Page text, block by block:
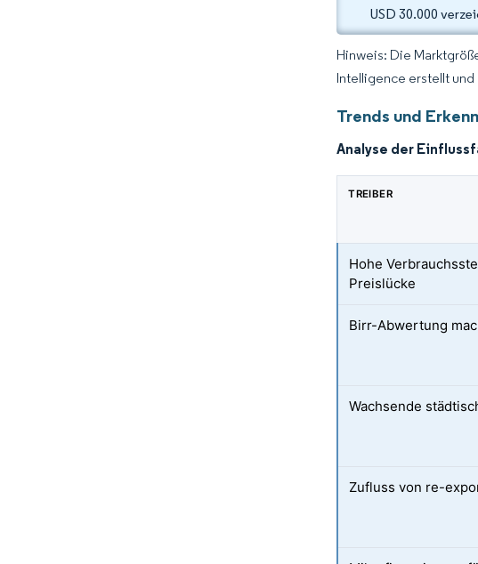
USD 30.000
Hinweis: Die
Intelligence erstellt
Trends und
Analyse der
TREIBER
Hohe
Preislücke
Birr-Abwertung
Wachsende
Zufluss von re-